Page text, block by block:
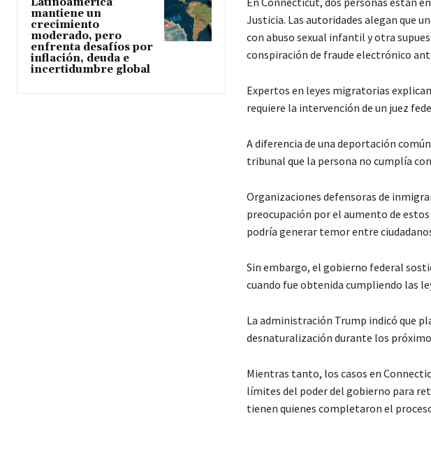
mantiene un
crecimiento
moderado, pero
enfrenta desafíos por
inflación, deuda e
incertidumbre global
Justicia. Las autoridades alegan que
con abuso sexual infantil y otra
conspiración de fraude electrónico
Expertos en leyes migratorias
requiere la intervención de un juez
A diferencia de una deportación
tribunal que la persona no cumplía
Organizaciones defensoras de
preocupación por el aumento de
podría generar temor entre
Sin embargo, el gobierno federal
cuando fue obtenida cumpliendo las
La administración Trump indicó que
desnaturalización durante los
Mientras tanto, los casos en
límites del poder del gobierno para
tienen quienes completaron el